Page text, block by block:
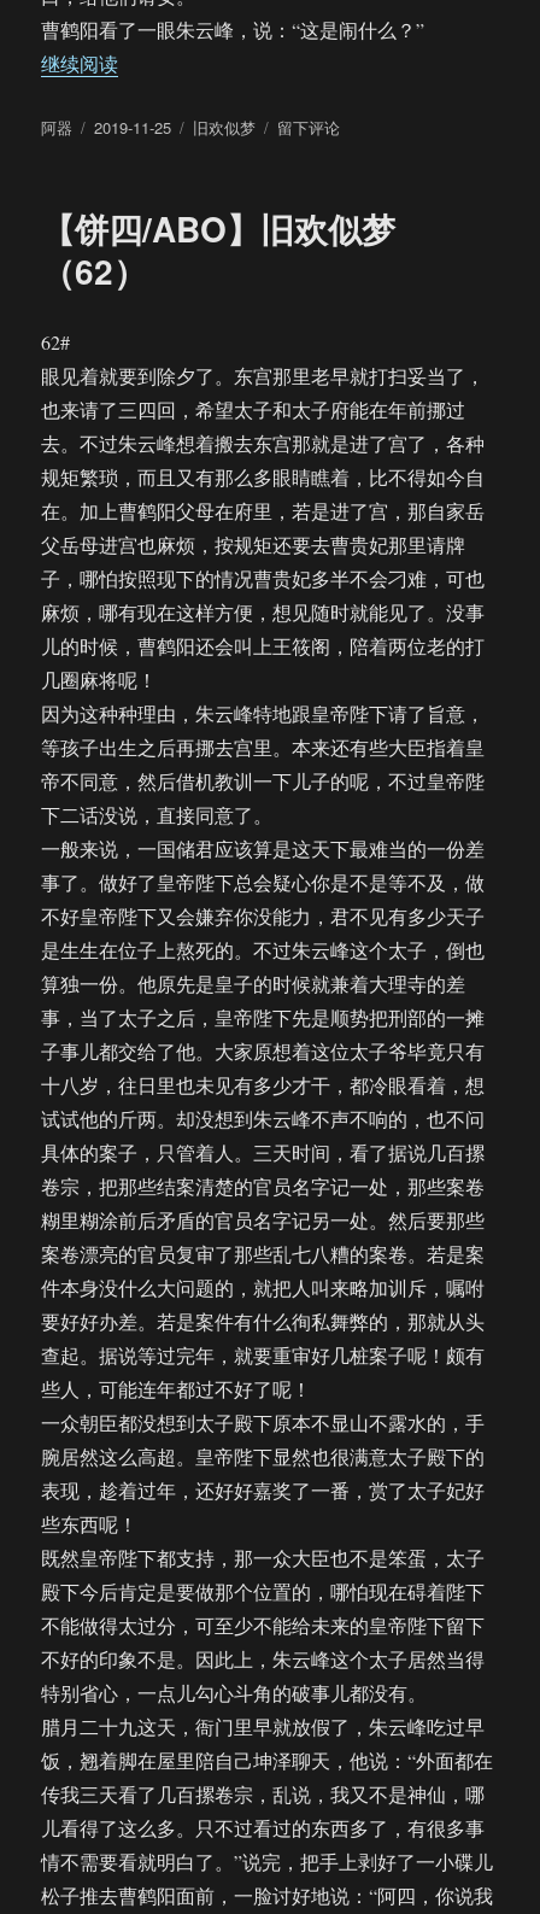
曹鹤阳看了一眼朱云峰，说：“这是闹什么？”
继续阅读“【饼四/ABO】旧欢似梦（63）”
作
阿器
发
2019-11-25
分
旧欢似梦
于
欢
似
留下评论
【饼四/ABO】旧欢似梦
（62）
62#
眼见着就要到除夕了。东宫那里老早就打扫妥当了，
也来请了三四回，希望太子和太子府能在年前挪过
去。不过朱云峰想着搬去东宫那就是进了宫了，各种
规矩繁琐，而且又有那么多眼睛瞧着，比不得如今自
在。加上曹鹤阳父母在府里，若是进了宫，那自家岳
父岳母进宫也麻烦，按规矩还要去曹贵妃那里请牌
子，哪怕按照现下的情况曹贵妃多半不会刁难，可也
麻烦，哪有现在这样方便，想见随时就能见了。没事
儿的时候，曹鹤阳还会叫上王筱阁，陪着两位老的打
几圈麻将呢！
因为这种种理由，朱云峰特地跟皇帝陛下请了旨意，
等孩子出生之后再挪去宫里。本来还有些大臣指着皇
帝不同意，然后借机教训一下儿子的呢，不过皇帝陛
下二话没说，直接同意了。
一般来说，一国储君应该算是这天下最难当的一份差
事了。做好了皇帝陛下总会疑心你是不是等不及，做
不好皇帝陛下又会嫌弃你没能力，君不见有多少天子
是生生在位子上熬死的。不过朱云峰这个太子，倒也
算独一份。他原先是皇子的时候就兼着大理寺的差
事，当了太子之后，皇帝陛下先是顺势把刑部的一摊
子事儿都交给了他。大家原想着这位太子爷毕竟只有
十八岁，往日里也未见有多少才干，都冷眼看着，想
试试他的斤两。却没想到朱云峰不声不响的，也不问
具体的案子，只管着人。三天时间，看了据说几百摞
卷宗，把那些结案清楚的官员名字记一处，那些案卷
糊里糊涂前后矛盾的官员名字记另一处。然后要那些
案卷漂亮的官员复审了那些乱七八糟的案卷。若是案
件本身没什么大问题的，就把人叫来略加训斥，嘱咐
要好好办差。若是案件有什么徇私舞弊的，那就从头
查起。据说等过完年，就要重审好几桩案子呢！颇有
些人，可能连年都过不好了呢！
一众朝臣都没想到太子殿下原本不显山不露水的，手
腕居然这么高超。皇帝陛下显然也很满意太子殿下的
表现，趁着过年，还好好嘉奖了一番，赏了太子妃好
些东西呢！
既然皇帝陛下都支持，那一众大臣也不是笨蛋，太子
殿下今后肯定是要做那个位置的，哪怕现在碍着陛下
不能做得太过分，可至少不能给未来的皇帝陛下留下
不好的印象不是。因此上，朱云峰这个太子居然当得
特别省心，一点儿勾心斗角的破事儿都没有。
腊月二十九这天，衙门里早就放假了，朱云峰吃过早
饭，翘着脚在屋里陪自己坤泽聊天，他说：“外面都在
传我三天看了几百摞卷宗，乱说，我又不是神仙，哪
儿看得了这么多。只不过看过的东西多了，有很多事
情不需要看就明白了。”说完，把手上剥好了一小碟儿
松子推去曹鹤阳面前，一脸讨好地说：“阿四，你说我